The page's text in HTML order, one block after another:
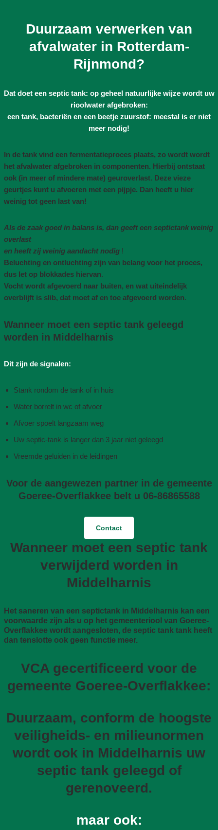
Duurzaam verwerken van
afvalwater in Rotterdam-
Rijnmond?
Dat doet een septic tank: op geheel natuurlijke wijze wordt uw
rioolwater afgebroken:
een tank, bacteriën en een beetje zuurstof: meestal is er niet
meer nodig!
In de tank vind een fermentatieproces plaats, zo wordt wordt
het afvalwater afgebroken in componenten. Hierbij ontstaat
ook (in meer of mindere mate) geuroverlast. Deze vieze
geurtjes kunt u afvoeren met een pijpje. Dan heeft u hier
weinig tot geen last van!
Als de zaak goed in balans is, dan geeft een septictank weinig
overlast
en heeft zij weinig aandacht nodig !
Beluchting en ontluchting zijn van belang voor het proces,
dus let op blokkades hiervan.
Vocht wordt afgevoerd naar buiten, en wat uiteindelijk
overblijft is slib, dat moet af en toe afgevoerd worden.
Wanneer moet een septic tank geleegd
worden in Middelharnis
Dit zijn de signalen:
Stank rondom de tank of in huis
Water borrelt in wc of afvoer
Afvoer spoelt langzaam weg
Uw septic-tank is langer dan 3 jaar niet geleegd
Vreemde geluiden in de leidingen
Voor de aangewezen partner in de gemeente
Goeree-Overflakkee belt u 06-86865588
Contact
Wanneer moet een septic tank
verwijderd worden in
Middelharnis
Het saneren van een septictank in Middelharnis kan een
voorwaarde zijn als u op het gemeenteriool van Goeree-
Overflakkee wordt aangesloten, de septic tank tank heeft
dan tenslotte ook geen functie meer.
VCA gecertificeerd voor de
gemeente Goeree-Overflakkee:
Duurzaam, conform de hoogste
veiligheids- en milieunormen
wordt ook in Middelharnis uw
septic tank geleegd of
gerenoveerd.
maar ook: